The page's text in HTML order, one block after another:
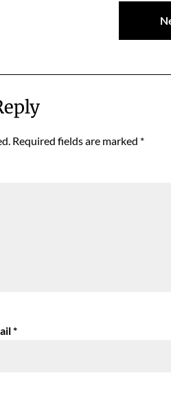
Required fields are marked *
*